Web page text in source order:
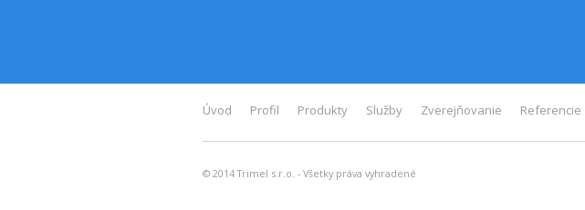
Úvod Profil Produkty Služby Zverejňovanie Referencie
© 2014 Trimel s.r.o. - Všetky práva vyhradené